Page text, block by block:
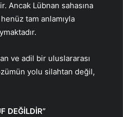
Ancak Lübnan sahasına
tam anlamıyla
ve adil bir uluslararası
yolu silahtan değil,
DEĞİLDİR”